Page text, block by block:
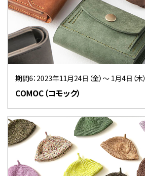
期間6：2023年11月24日（金）～ 1月4日（木）
COMOC（コモック）